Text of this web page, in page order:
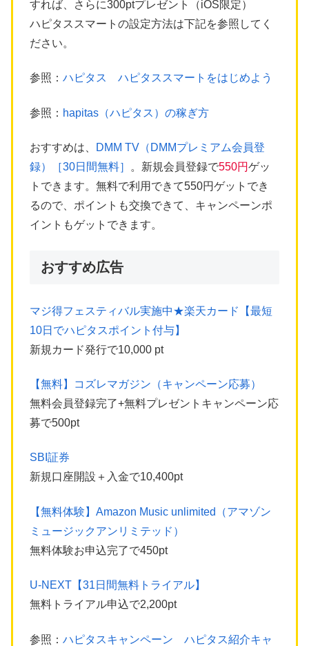
すれば、さらに300ptプレゼント（iOS限定）
ハピタススマートの設定方法は下記を参照してく
ださい。
参照： ハピタス ハピタススマートをはじめよう
参照： hapitas（ハピタス）の稼ぎ方
おすすめは、
DMM TV（DMMプレミアム会員登
録）［30日間無料］
。新規会員登録で550円ゲッ
トできます。無料で利用できて550円ゲットでき
るので、ポイントも交換できて、キャンペーンポ
イントもゲットできます。
おすすめ広告
マジ得フェスティバル実施中★楽天カード【最短
10日でハピタスポイント付与】
新規カード発行で10,000 pt
【無料】コズレマガジン（キャンペーン応募）
無料会員登録完了+無料プレゼントキャンペーン応
募で500pt
SBI証券
新規口座開設＋入金で10,400pt
【無料体験】Amazon Music unlimited（アマゾン
ミュージックアンリミテッド）
無料体験お申込完了で450pt
U-NEXT【31日間無料トライアル】
無料トライアル申込で2,200pt
参照： ハピタスキャンペーン ハピタス紹介キャ